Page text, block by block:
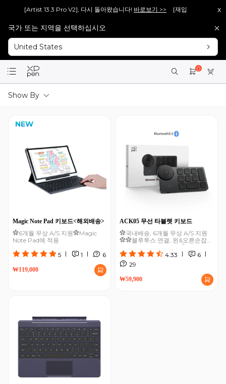
주신 [Artist 13.3 Pro V2], 다시 돌아왔습니다!바로보기 >> [재입고 안내] 많은
주신 [Artist 15.6 Pro V2], 다시 돌아왔습니다! [재입고 안내] 많은
회원가입 시 <1만 원> 상당 포인트를 증정합니다.
설레는 핑크의 등장! Artist 12 3세대 핑크 에디션 출시! 더 알아보기 >
x
국가 또는 지역을 선택하십시오
United States
0
Show By
NEW
Magic Note Pad 키보드<해외배송>
✿6개월 무상 A/S 지원✿Magic
Note Pad에 적용
5 | 1 | 6
₩119,000
ACK05 무선 타블렛 키보드
✿국내배송, 6개월 무상 A/S 지원
✿✿블루투스 연결, 왼&오른손잡이
4.33
| 6 |
29
₩59,900